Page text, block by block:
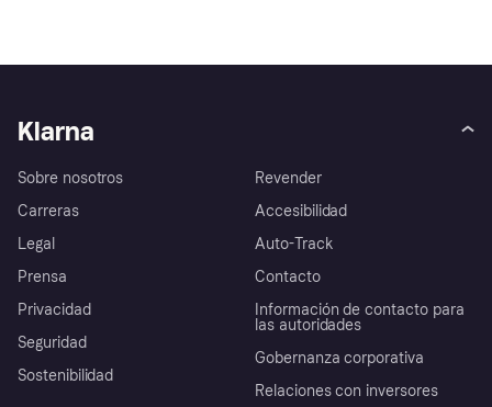
Klarna
Sobre nosotros
Carreras
Legal
Prensa
Privacidad
Seguridad
Sostenibilidad
Revender
Accesibilidad
Auto-Track
Contacto
Información de contacto para
las autoridades
Gobernanza corporativa
Relaciones con inversores